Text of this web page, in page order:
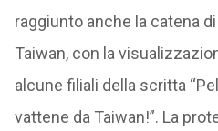
raggiunto anche la catena
Taiwan, con la
alcune filiali della scritta
vattene da Taiwan!”. La